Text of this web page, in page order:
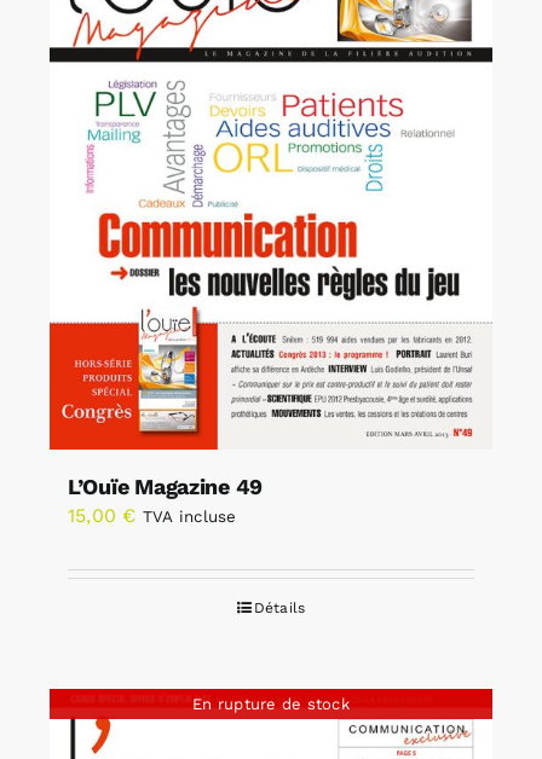
L’Ouïe Magazine 49
15,00 € TVA incluse
Détails
En rupture de stock